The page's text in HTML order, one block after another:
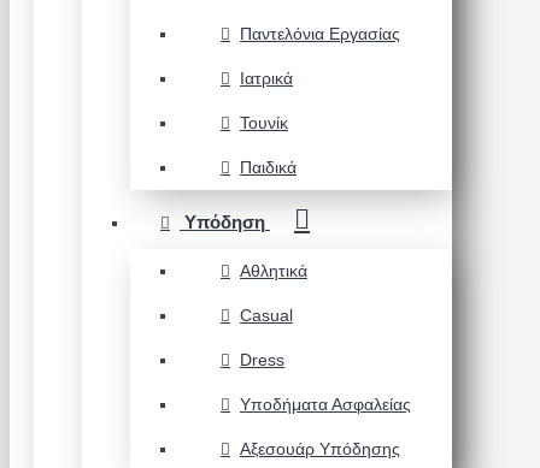
Παντελόνια Εργασίας
Ιατρικά
Τουνίκ
Παιδικά
Υπόδηση
Αθλητικά
Casual
Dress
Υποδήματα Ασφαλείας
Αξεσουάρ Υπόδησης